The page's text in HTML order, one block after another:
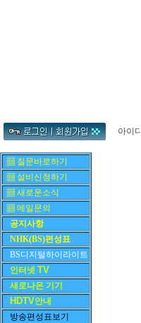
아이디
▦ 질문바로하기
▦ 설비신청하기
▦ 새로운소식
▦ 메일문의
공지사항
NHK(BS)편성표
BS디지털하이라이트
인터넷 TV
새로나온 기기
HDTV안내
방송편성표보기